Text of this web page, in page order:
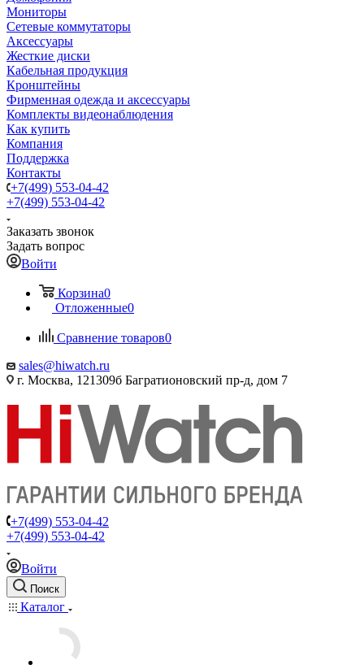
Мониторы
Сетевые коммутаторы
Аксессуары
Жесткие диски
Кабельная продукция
Кронштейны
Фирменная одежда и аксессуары
Комплекты видеонаблюдения
Как купить
Компания
Поддержка
Контакты
+7(499) 553-04-42
+7(499) 553-04-42
Заказать звонок
Задать вопрос
Войти
Корзина0
Отложенные0
Сравнение товаров0
sales@hiwatch.ru
г. Москва, 121309б Багратионовский пр-д, дом 7
+7(499) 553-04-42
+7(499) 553-04-42
Войти
Поиск
Каталог